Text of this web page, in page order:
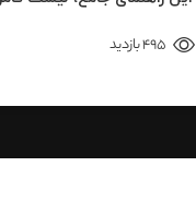
495 بازدید